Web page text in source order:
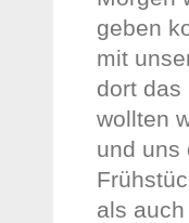
geben
mit
dort das
wollten
und uns
als